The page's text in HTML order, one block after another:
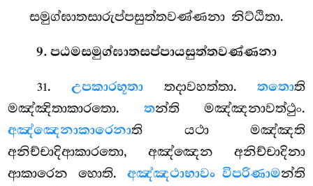
සමුග්ඝාතසාරුප්පසුත්තවණ්ණනා නිට්ඨිතා.
9. පඨමසමුග්ඝාතසප්පායසුත්තවණ්ණනා
31.උපකාරභූතා තදාවහත්තා. තතොති
මඤ්ඤිතාකාරතො. තන්ති මඤ්ඤනාවත්ථුං.
අඤ්ඤෙනාකාරෙනාති යථා මඤ්ඤති
අනිච්චාදිආකාරතො, අඤ්ඤෙන අනිච්චාදිනා
ආකාරෙන හොති. අඤ්ඤථාභාවං විපරිණාමන්ති